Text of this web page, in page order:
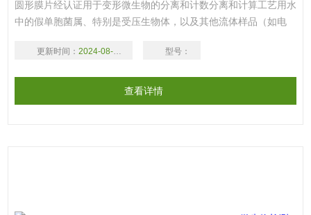
圆形膜片经认证用于变形微生物的分离和计数分离和计算工艺用水
中的假单胞菌属、特别是受压生物体，以及其他流体样品（如电
更新时间： 2024-08-17 型号：
查看详情